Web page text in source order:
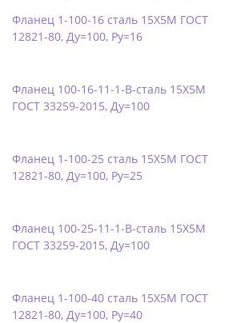
Фланец 1-100-16 сталь 15Х5М ГОСТ
12821-80, Ду=100, Ру=16
Фланец 100-16-11-1-B-сталь 15Х5М
ГОСТ 33259-2015, Ду=100
Фланец 1-100-25 сталь 15Х5М ГОСТ
12821-80, Ду=100, Ру=25
Фланец 100-25-11-1-B-сталь 15Х5М
ГОСТ 33259-2015, Ду=100
Фланец 1-100-40 сталь 15Х5М ГОСТ
12821-80, Ду=100, Ру=40